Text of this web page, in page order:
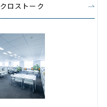
クロストーク